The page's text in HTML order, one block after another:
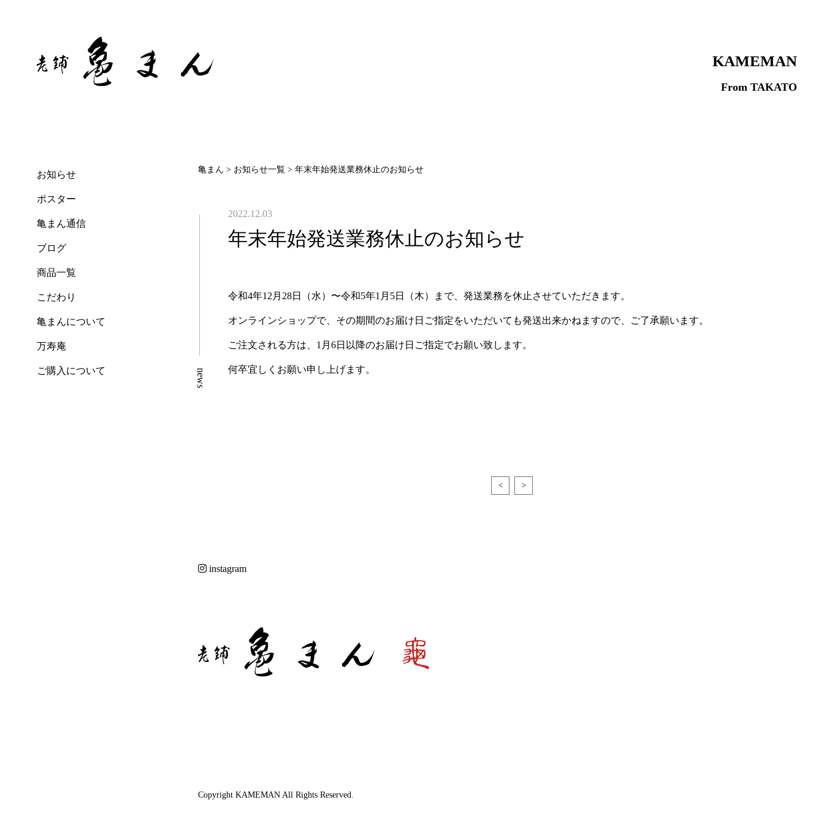
KAMEMAN
From TAKATO
お知らせ
ポスター
亀まん通信
ブログ
商品一覧
こだわり
亀まんについて
万寿庵
ご購入について
亀まん > お知らせ一覧 > 年末年始発送業務休止のお知らせ
news
2022.12.03
年末年始発送業務休止のお知らせ
令和4年12月28日（水）〜令和5年1月5日（木）まで、発送業務を休止させていただきます。
オンラインショップで、その期間のお届け日ご指定をいただいても発送出来かねますので、ご了承願います。
ご注文される方は、1月6日以降のお届け日ご指定でお願い致します。
何卒宜しくお願い申し上げます。
< >
instagram
Copyright KAMEMAN All Rights Reserved.